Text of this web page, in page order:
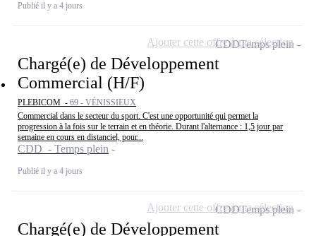
Publié il y a 4 jours
Chargé(e) de Développement
Commercial (H/F)
PLEBICOM - 69 - VÉNISSIEUX
Commercial dans le secteur du sport. C'est une opportunité qui permet la
progression à la fois sur le terrain et en théorie. Durant l'alternance : 1,5 jour par
semaine en cours en distanciel, pour...
CDD - Temps plein
Publié il y a 4 jours
CDDTemps plein
Ajouter cette offre à ma sélection
Chargé(e) de Développement
CDDTemps plein
Ajouter cette offre à ma sélection